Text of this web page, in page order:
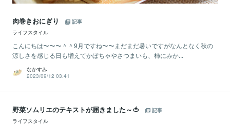
肉巻きおにぎり
記事
ライフスタイル
こんにちは〜〜〜＾＾9月ですね〜〜まだまだ暑いですがなんとなく秋の
涼しさを感じる日も増えてかぼちゃやさつまいも、柿にみか...
なかすみ
2023/09/12 03:41
野菜ソムリエのテキストが届きました～🍅
記事
ライフスタイル